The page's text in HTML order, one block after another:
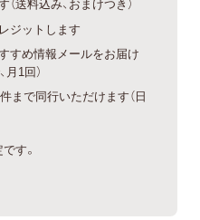
ジットします
すめ情報メールをお届け
1回）
まで同行いただけます（日
す。